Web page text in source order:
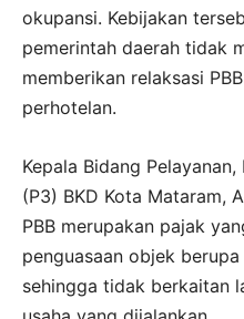
okupansi. Kebijakan
pemerintah daerah tidak
memberikan relaksasi
perhotelan.
Kepala Bidang
(P3) BKD Kota Mataram,
PBB merupakan pajak
penguasaan objek
sehingga tidak berkaitan